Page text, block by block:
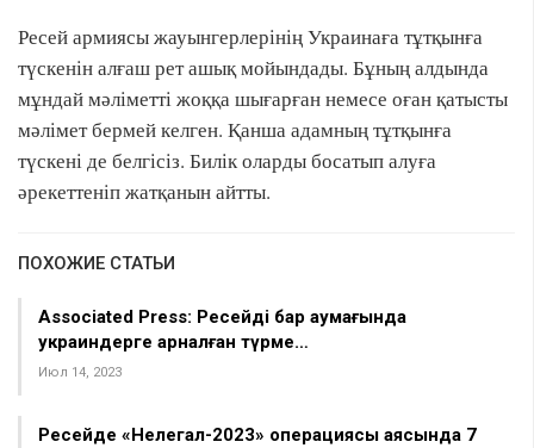
Ресей армиясы жауынгерлерінің Украинаға тұтқынға
түскенін алғаш рет ашық мойындады. Бұның алдында
мұндай мәліметті жоққа шығарған немесе оған қатысты
мәлімет бермей келген. Қанша адамның тұтқынға
түскені де белгісіз. Билік оларды босатып алуға
әрекеттеніп жатқанын айтты.
ПОХОЖИЕ СТАТЬИ
Associated Press: Ресейдің бар аумағында
украиндерге арналған түрме…
Июл 14, 2023
Ресейде «Нелегал-2023» операциясы аясында 7